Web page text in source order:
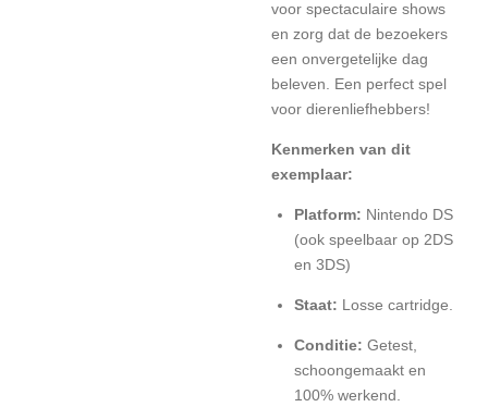
voor spectaculaire shows
en zorg dat de bezoekers
een onvergetelijke dag
beleven. Een perfect spel
voor dierenliefhebbers!
Kenmerken van dit
exemplaar:
Platform: Nintendo DS
(ook speelbaar op 2DS
en 3DS)
Staat: Losse cartridge.
Conditie: Getest,
schoongemaakt en
100% werkend.